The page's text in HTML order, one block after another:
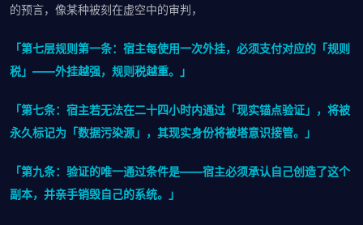
的预言，像某种被刻在虚空中的审判，
「第七层规则第一条：宿主每使用一次外挂，必须支付对应的「规则
税」——外挂越强，规则税越重。」
「第七条：宿主若无法在二十四小时内通过「现实锚点验证」，将被
永久标记为「数据污染源」，其现实身份将被塔意识接管。」
「第九条：验证的唯一通过条件是——宿主必须承认自己创造了这个
副本，并亲手销毁自己的系统。」